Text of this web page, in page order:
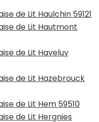
de Lit Haulchin 59121
de Lit Hautmont
de Lit Haveluy
de Lit Hazebrouck
de Lit Hem 59510
de Lit Hergnies